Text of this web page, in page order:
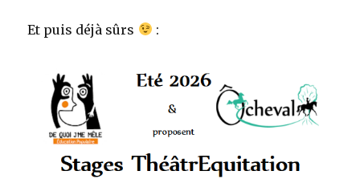
Et puis déjà sûrs :